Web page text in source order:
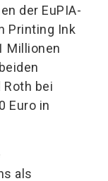
der EuPIA-
Printing Ink
Millionen
Roth bei
Euro in
als